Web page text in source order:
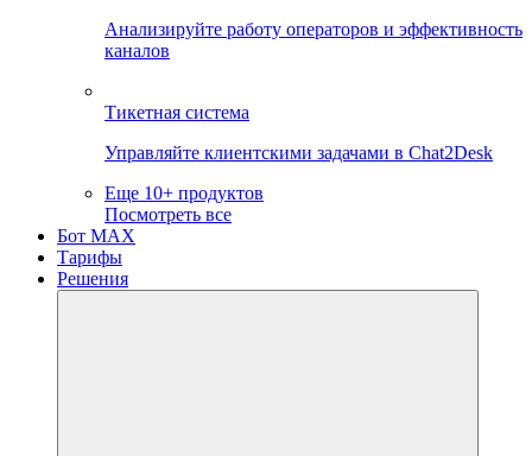
Анализируйте работу операторов и эффективность
каналов
Тикетная система
Управляйте клиентскими задачами в Chat2Desk
Еще 10+ продуктов
Посмотреть все
Бот MAX
Тарифы
Решения